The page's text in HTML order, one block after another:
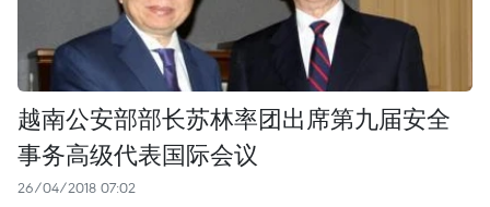
越南公安部部长苏林率团出席第九届安全
事务高级代表国际会议
26/04/2018 07:02